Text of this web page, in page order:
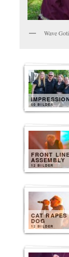
Wave
50 BILDER
FRONT LINE
ASSEMBLY
12 BILDER
CAT RAPES
DOG
12 BILDER